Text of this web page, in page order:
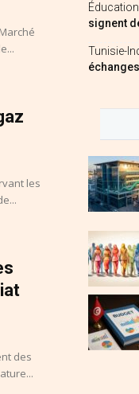
les
des
signent
Tunisie-